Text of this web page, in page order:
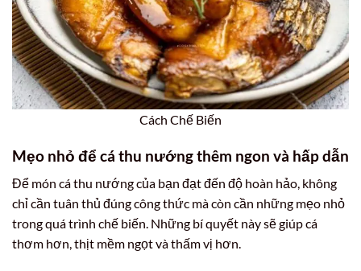
Cách Chế Biến
Mẹo nhỏ để cá thu nướng thêm ngon và hấp dẫn
Để món cá thu nướng của bạn đạt đến độ hoàn hảo, không
chỉ cần tuân thủ đúng công thức mà còn cần những mẹo nhỏ
trong quá trình chế biến. Những bí quyết này sẽ giúp cá
thơm hơn, thịt mềm ngọt và thấm vị hơn.